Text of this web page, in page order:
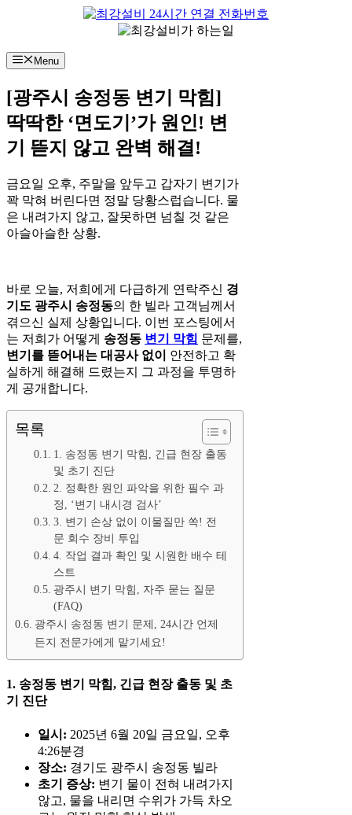
로
너
뛰
기
Menu
[광주시 송정동 변기 막힘]
딱딱한 ‘면도기’가 원인! 변
기 뜯지 않고 완벽 해결!
금요일 오후, 주말을 앞두고 갑자기 변기가
꽉 막혀 버린다면 정말 당황스럽습니다. 물
은 내려가지 않고, 잘못하면 넘칠 것 같은
아슬아슬한 상황.
바로 오늘, 저희에게 다급하게 연락주신 경
기도 광주시 송정동의 한 빌라 고객님께서
겪으신 실제 상황입니다. 이번 포스팅에서
는 저희가 어떻게 송정동 변기 막힘 문제를,
변기를 뜯어내는 대공사 없이
안전하고 확
실하게 해결해 드렸는지 그 과정을 투명하
게 공개합니다.
목록
1. 송정동 변기 막힘, 긴급 현장 출동
및 초기 진단
2. 정확한 원인 파악을 위한 필수 과
정, ‘변기 내시경 검사’
3. 변기 손상 없이 이물질만 쏙! 전
문 회수 장비 투입
4. 작업 결과 확인 및 시원한 배수 테
스트
광주시 변기 막힘, 자주 묻는 질문
(FAQ)
광주시 송정동 변기 문제, 24시간 언제
든지 전문가에게 맡기세요!
1. 송정동 변기 막힘, 긴급 현장 출동 및 초
기 진단
일시: 2025년 6월 20일 금요일, 오후
4:26분경
장소: 경기도 광주시 송정동 빌라
초기 증상: 변기 물이 전혀 내려가지
않고, 물을 내리면 수위가 가득 차오